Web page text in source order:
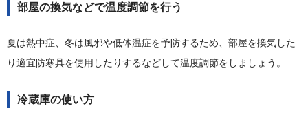
部屋の換気などで温度調節を行う
夏は熱中症、冬は風邪や低体温症を予防するため、部屋を換気した
り適宜防寒具を使用したりするなどして温度調節をしましょう。
冷蔵庫の使い方